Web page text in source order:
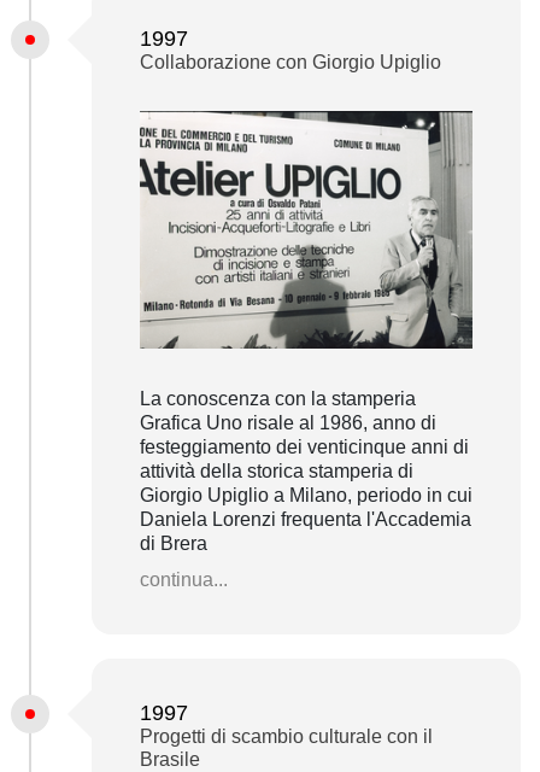
1997
Collaborazione con Giorgio Upiglio
La conoscenza con la stamperia
Grafica Uno risale al 1986, anno di
festeggiamento dei venticinque anni di
attività della storica stamperia di
Giorgio Upiglio a Milano, periodo in cui
Daniela Lorenzi frequenta l'Accademia
di Brera
continua...
1997
Progetti di scambio culturale con il
Brasile